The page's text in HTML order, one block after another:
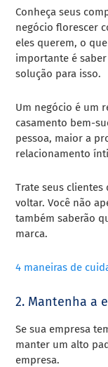
Conheça seus
negócio florescer
eles querem, o
importante é
solução para isso.
Um negócio é um
casamento bem-
pessoa, maior a
relacionamento
Trate seus clientes
voltar. Você não
também saberão
marca.
4 maneiras de
2. Mantenha a
Se sua empresa
manter um alto
empresa.